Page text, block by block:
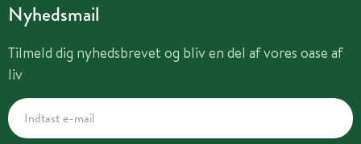
Nyhedsmail
Tilmeld dig nyhedsbrevet og bliv en del af vores oase af
liv